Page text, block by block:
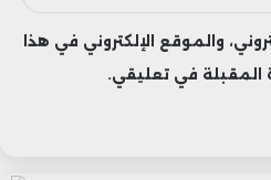
والموقع الإلكتروني في هذا
المقبلة في تعليقي.